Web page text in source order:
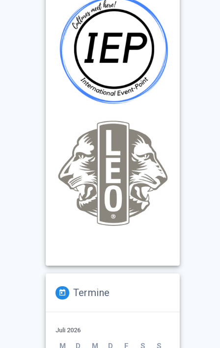
Termine
Juli 2026
M D M D F S S